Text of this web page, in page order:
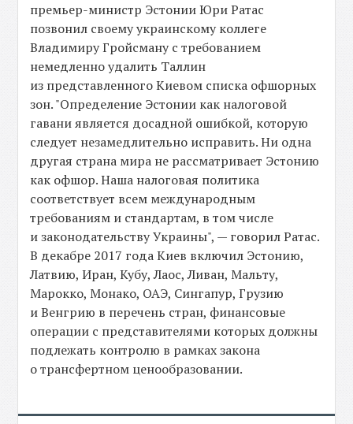
премьер-министр Эстонии Юри Ратас
позвонил своему украинскому коллеге
Владимиру Гройсману с требованием
немедленно удалить Таллин
из представленного Киевом списка офшорных
зон. "Определение Эстонии как налоговой
гавани является досадной ошибкой, которую
следует незамедлительно исправить. Ни одна
другая страна мира не рассматривает Эстонию
как офшор. Наша налоговая политика
соответствует всем международным
требованиям и стандартам, в том числе
и законодательству Украины", — говорил Ратас.
В декабре 2017 года Киев включил Эстонию,
Латвию, Иран, Кубу, Лаос, Ливан, Мальту,
Марокко, Монако, ОАЭ, Сингапур, Грузию
и Венгрию в перечень стран, финансовые
операции с представителями которых должны
подлежать контролю в рамках закона
о трансфертном ценообразовании.